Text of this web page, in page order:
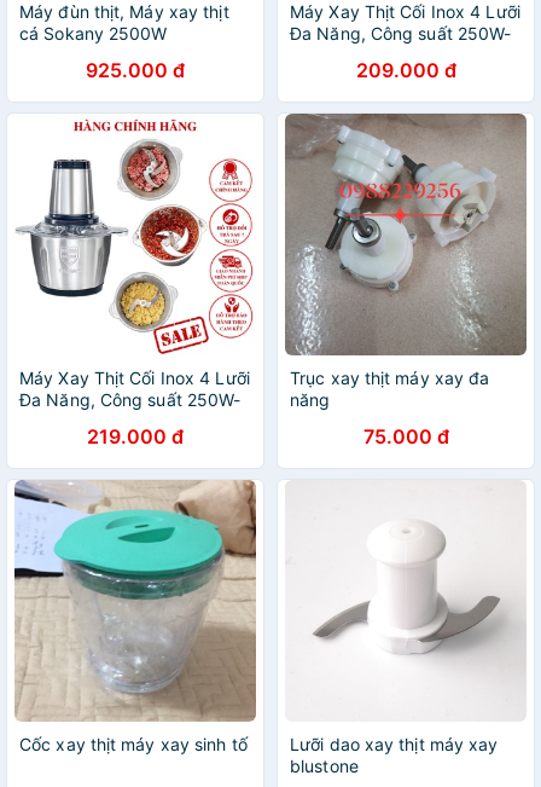
Máy đùn thịt, Máy xay thịt
cá Sokany 2500W
925.000 đ
Máy Xay Thịt Cối Inox 4 Lưỡi
Đa Năng, Công suất 250W-
củ quả - Máy xay thịt
Electric
209.000 đ
Máy Xay Thịt Cối Inox 4 Lưỡi
Đa Năng, Công suất 250W-
củ quả - Máy xay thịt
Electric
219.000 đ
Trục xay thịt máy xay đa
năng
75.000 đ
Cốc xay thịt máy xay sinh tố
Lưỡi dao xay thịt máy xay
blustone